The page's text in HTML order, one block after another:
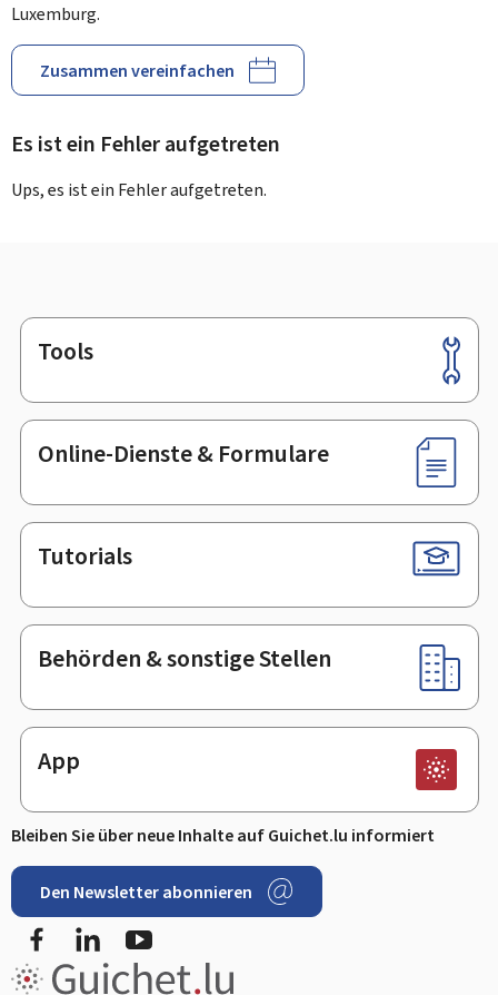
Luxemburg.
Zusammen vereinfachen
Es ist ein Fehler aufgetreten
Ups, es ist ein Fehler aufgetreten.
Footer
Tools
Online-Dienste & Formulare
Tutorials
Behörden & sonstige Stellen
App
Bleiben Sie über neue Inhalte auf Guichet.lu informiert
Den Newsletter abonnieren
FacebookLinkedIn